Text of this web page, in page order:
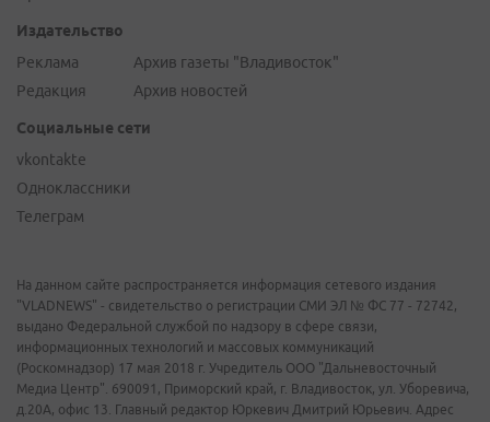
Издательство
Реклама
Редакция
Архив газеты "Владивосток"
Архив новостей
Социальные сети
vkontakte
Одноклассники
Телеграм
На данном сайте распространяется информация сетевого издания
"VLADNEWS" - свидетельство о регистрации СМИ ЭЛ № ФС 77 - 72742,
выдано Федеральной службой по надзору в сфере связи,
информационных технологий и массовых коммуникаций
(Роскомнадзор) 17 мая 2018 г. Учредитель ООО "Дальневосточный
Медиа Центр". 690091, Приморский край, г. Владивосток, ул. Уборевича,
д.20А, офис 13. Главный редактор Юркевич Дмитрий Юрьевич. Адрес